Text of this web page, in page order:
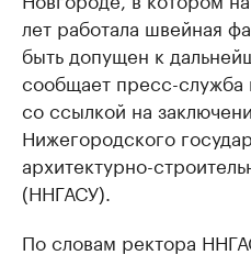
лет работала швейная
быть допущен к
сообщает пресс-служба
со ссылкой на
Нижегородского
архитектурно-
(ННГАСУ).
По словам ректора